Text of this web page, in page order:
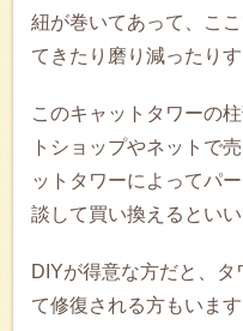
紐が巻いてあって、こ
てきたり磨り減ったりす
このキャットタワーの
トショップやネットで
ットタワーによってパ
談して買い換えるといい
DIYが得意な方だと、
て修復される方もいます